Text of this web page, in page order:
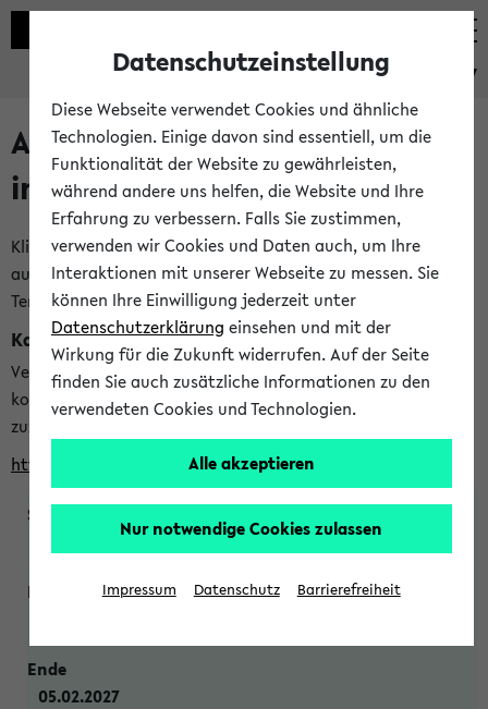
eKVV
Alle veröffentlichten Semester
im eKVV
Klicken Sie auf das Semester, welches Sie für Ihre Sitzung
auswählen möchten. Bitte beachten Sie auch die weiteren
Termine imKalender der Lehrplanung
Kalenderintegration
Verwenden Sie die folgende Adresse, um mit einer
kompatiblen Kalenderanwendung auf die Vorlesungszeiten
zuzugreifen (nähere Informationen
finden Sie hier
https://ekvv.uni-bielefeld.de/ws/calendar?vz
WiSe 2026/2027
05.02.2027
Datenschutzeinstellung
Diese Webseite verwendet Cookies und ähnliche
Technologien. Einige davon sind essentiell, um die
Funktionalität der Website zu gewährleisten,
während andere uns helfen, die Website und Ihre
Erfahrung zu verbessern. Falls Sie zustimmen,
verwenden wir Cookies und Daten auch, um Ihre
Interaktionen mit unserer Webseite zu messen. Sie
können Ihre Einwilligung jederzeit unter
Datenschutzerklärung einsehen und mit der
Wirkung für die Zukunft widerrufen. Auf der Seite
finden Sie auch zusätzliche Informationen zu den
verwendeten Cookies und Technologien.
Alle akzeptieren
Nur notwendige Cookies zulassen
Impressum Datenschutz Barrierefreiheit